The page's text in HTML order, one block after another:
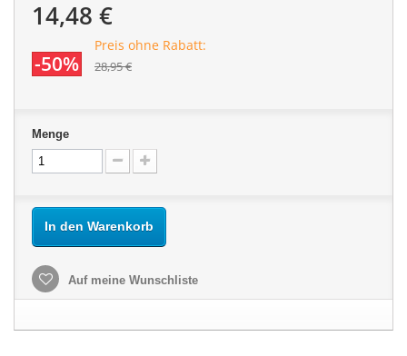
14,48 €
-50%
Preis ohne Rabatt:
28,95 €
Menge
In den Warenkorb
Auf meine Wunschliste